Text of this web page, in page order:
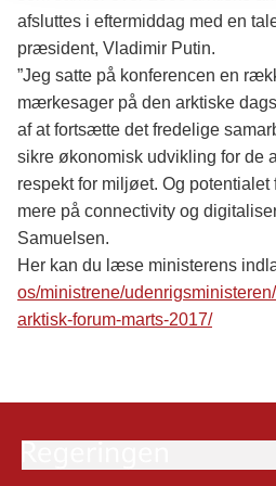
afsluttes i eftermiddag med en
præsident, Vladimir Putin.
”Jeg satte på konferencen en
mærkesager på den arktiske
af at fortsætte det fredelige
sikre økonomisk udvikling for de
respekt for miljøet. Og
mere på connectivity og
Samuelsen.
Her kan du læse ministerens
os/ministrene/
arktisk-forum-marts-2017/